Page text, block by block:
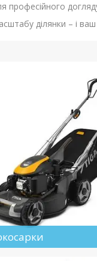
професійного
ділянки – і